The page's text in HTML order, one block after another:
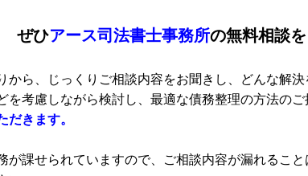
ぜひアース司法書士事務所の無料相談を
から、じっくりご相談内容をお聞きし、どんな解
を考慮しながら検討し、最適な債務整理の方法のご
だきます。
が課せられていますので、ご相談内容が漏れること